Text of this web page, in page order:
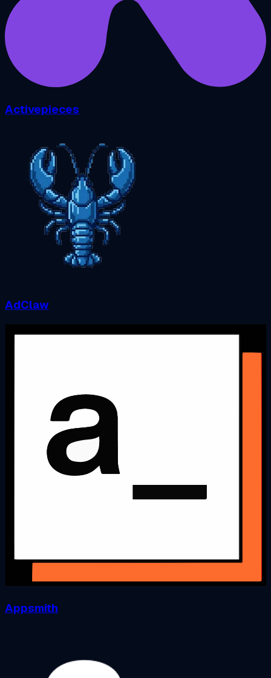
Activepieces
AdClaw
Appsmith